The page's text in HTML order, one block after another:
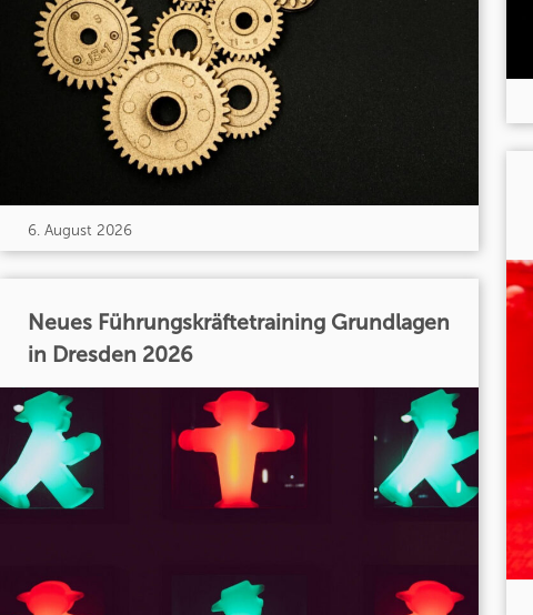
6. August 2026
Neues Führungskräftetraining Grundlagen
in Dresden 2026